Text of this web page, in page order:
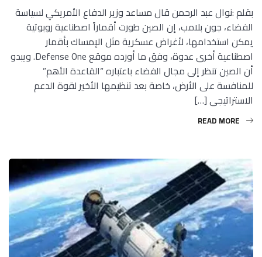
بقلم :نوال عبد الرحمن قال مساعد وزير الدفاع الأمريكي لسياسة
الفضاء، جون بلامب، إن الصين طورت أقماراً اصطناعية روبوتية
يمكن استخدامها، لأغراض عسكرية مثل الإمساك بأقمار
اصطناعية أخرى عدوة، وفق ما أورده موقع Defense One. ويبدو
أن الصين تنظر إلى مجال الفضاء باعتباره “القاعدة الأهم”
للمنافسة على الأرض، خاصة بعد تنظيمها الأخير لقوة الدعم
الاستراتيجى […]
READ MORE